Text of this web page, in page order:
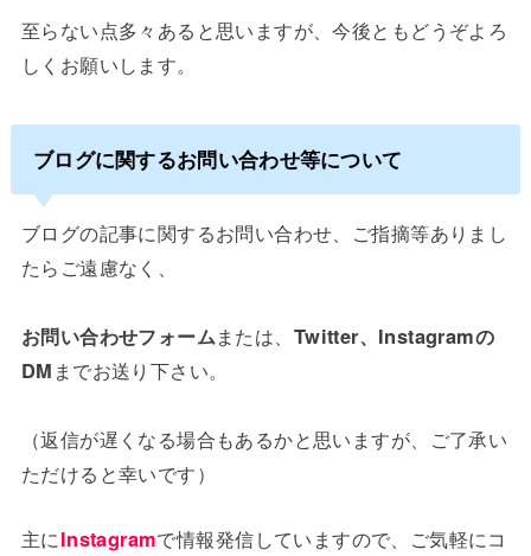
至らない点多々あると思いますが、今後ともどうぞよろ
しくお願いします。
ブログに関するお問い合わせ等について
ブログの記事に関するお問い合わせ、ご指摘等ありまし
たらご遠慮なく、
お問い合わせフォームまたは、 Twitter、Instagramの
DM までお送り下さい。
（返信が遅くなる場合もあるかと思いますが、ご了承い
ただけると幸いです）
主にInstagramで情報発信していますので、ご気軽にコ